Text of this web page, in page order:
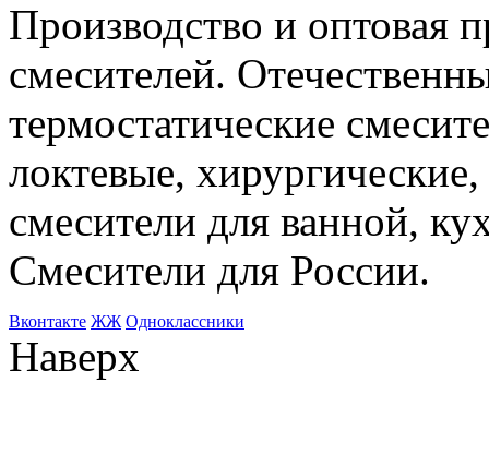
Производство и оптовая
смесителей.
термостатические
локтевые,
смесители для ванной,
Смесители для России.
Bконтакте ЖЖ Одноклассники
Наверх